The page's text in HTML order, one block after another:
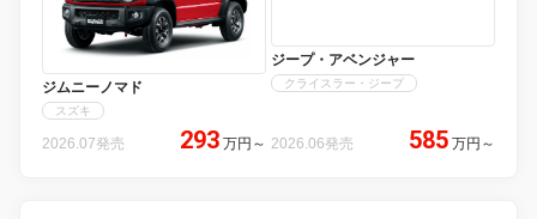
ジムニーノマド
スズキ
2026.07発売 293 万円 ～
ジープ・アベンジャー
クライスラー・ジープ
2026.06発売 585 万円 ～